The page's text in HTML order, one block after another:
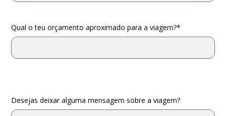
Qual o teu orçamento aproximado para a viagem?*
Desejas deixar alguma mensagem sobre a viagem?